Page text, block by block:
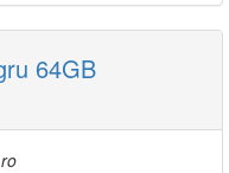
64GB